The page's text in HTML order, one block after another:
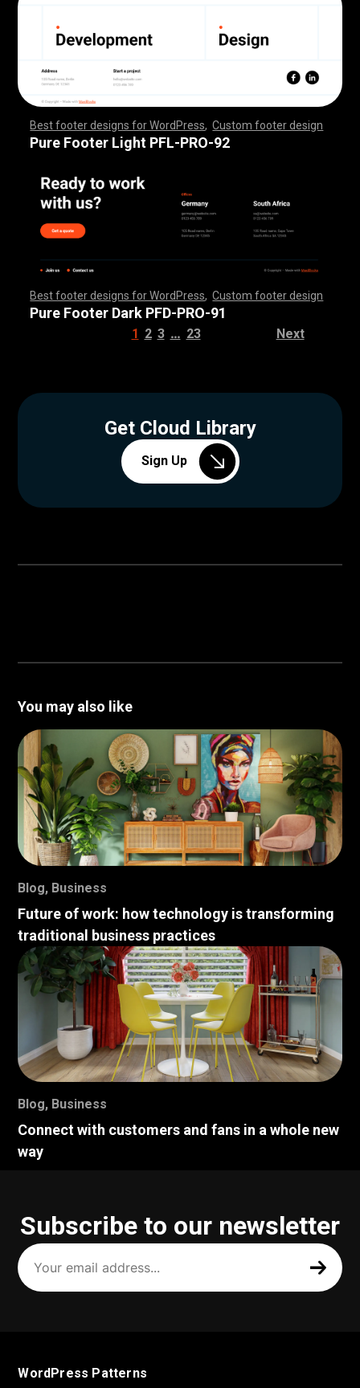
Best footer designs for WordPress ,Custom footer design
,,,,,,,,,,,,,,,,,,,,,,,,,,,,,,,,,,,,, ,,,,,,,,,,,,,,,,,,,,,,,,
,,,,,,,,,,,,,,,,,,,,,,,,,,,,,,,,,,,,, ,,,,,,,,,,,,,,,,,,,,,,,,
,,,,,,,,
Pure Footer Light PFL-PRO-92
Best footer designs for WordPress ,Custom footer design
,,,,,,,,,,,,,,,,,,,,,,,,,,,,,,,,,,,,, ,,,,,,,,,,,,,,,,,,,,,,,,
,,,,,,,,,,,,,,,,,,,,,,,,,,,,,,,,,,,,, ,,,,,,,,,,,,,,,,,,,,,,,,
,,,,,,,,
Pure Footer Dark PFD-PRO-91
1 2 3 … 23 Next
Get Cloud Library
Sign Up
You may also like
Blog, Business
Future of work: how technology is transforming
traditional business practices
Blog, Business
Connect with customers and fans in a whole new
way
Subscribe to our newsletter
Your
email
address
(Required)
WordPress Patterns